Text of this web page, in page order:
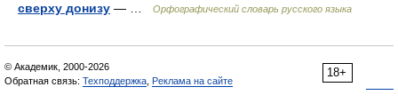
сверху донизу — … Орфографический словарь русского языка
18+
© Академик, 2000-2026
Обратная связь: Техподдержка Реклама на сайте